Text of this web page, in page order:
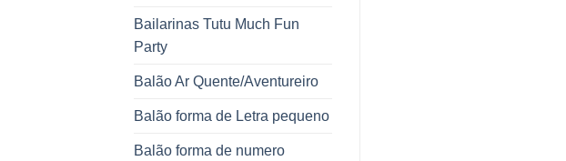
Bailarinas Tutu Much Fun
Party
Balão Ar Quente/Aventureiro
Balão forma de Letra pequeno
Balão forma de numero